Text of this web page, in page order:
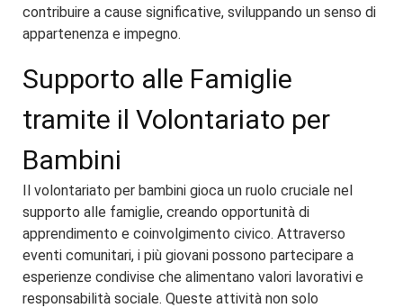
contribuire a cause significative, sviluppando un senso di
appartenenza e impegno.
Supporto alle Famiglie
tramite il Volontariato per
Bambini
Il volontariato per bambini gioca un ruolo cruciale nel
supporto alle famiglie, creando opportunità di
apprendimento e coinvolgimento civico. Attraverso
eventi comunitari, i più giovani possono partecipare a
esperienze condivise che alimentano valori lavorativi e
responsabilità sociale. Queste attività non solo